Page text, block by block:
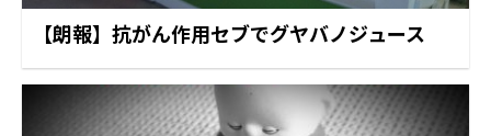
【朗報】抗がん作用セブでグヤバノジュース